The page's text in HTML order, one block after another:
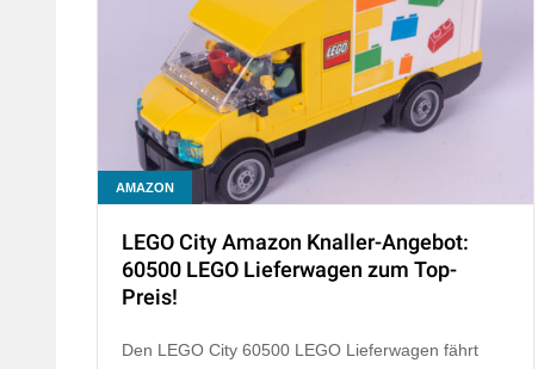
AMAZON
LEGO City Amazon Knaller-Angebot:
60500 LEGO Lieferwagen zum Top-
Preis!
Den LEGO City 60500 LEGO Lieferwagen fährt